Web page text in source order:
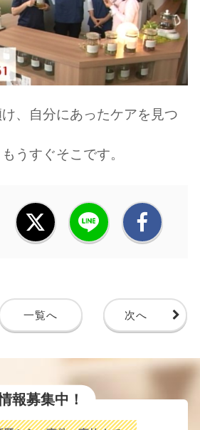
、自分にあったケアを見つ
うすぐそこです。
一覧へ 次へ
報募集中！